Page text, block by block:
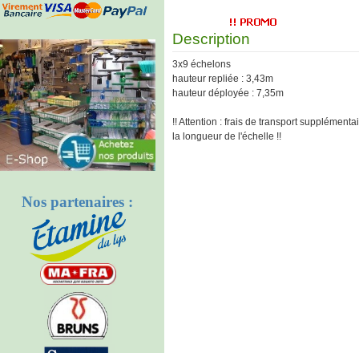
Nos partenaires :
Description
3x9 échelons
hauteur repliée : 3,43m
hauteur déployée : 7,35m
!! Attention : frais de transport
la longueur de l'échelle !!